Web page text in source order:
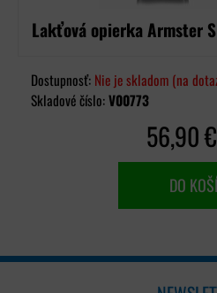
Lakťová opierka Armster
Dostupnosť: Nie je skladom (na
Skladové číslo:V00773
56,90 €
DO